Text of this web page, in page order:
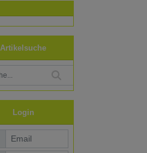
Artikelsuche
Login